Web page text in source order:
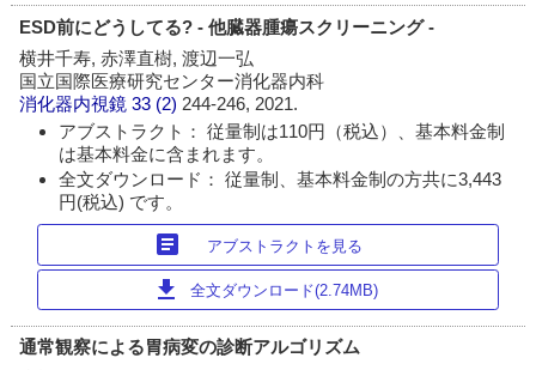
ESD前にどうしてる? - 他臓器腫瘍スクリーニング -
横井千寿, 赤澤直樹, 渡辺一弘
国立国際医療研究センター消化器内科
消化器内視鏡 33 (2) 244-246, 2021.
アブストラクト： 従量制は110円（税込）、基本料金制
は基本料金に含まれます。
全文ダウンロード： 従量制、基本料金制の方共に3,443
円(税込) です。
article アブストラクトを見る
download 全文ダウンロード(2.74MB)
通常観察による胃病変の診断アルゴリズム